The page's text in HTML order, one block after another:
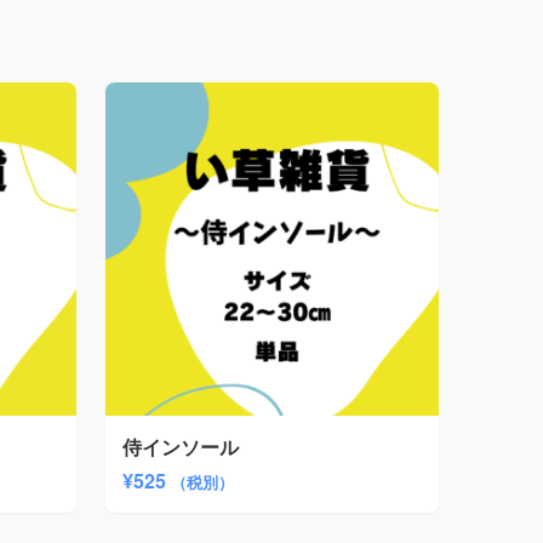
侍インソール
¥525 （税別）